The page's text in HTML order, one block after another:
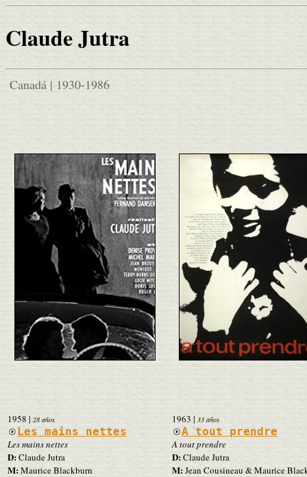
Claude Jutra
Canadá | 1930-1986
1958 | 28 años
Les mains nettes
Les mains nettes
D:Claude Jutra
M:Maurice Blackburn
1963 |33 años
A tout prendre
A tout prendre
D:Claude Jutra
M:Jean Cousineau & Maurice